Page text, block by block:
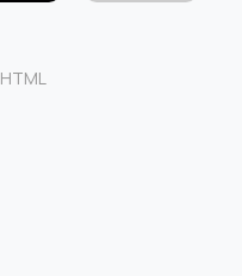
HTML